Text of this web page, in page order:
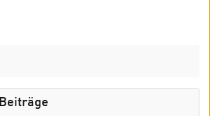
Beiträge